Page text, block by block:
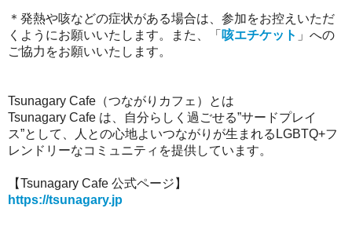
＊発熱や咳などの症状がある場合は、参加をお控えいただ
くようにお願いいたします。また、「 咳エチケット 」への
ご協力をお願いいたします。
Tsunagary Cafe（つながりカフェ）とは
Tsunagary Cafe は、自分らしく過ごせる”サードプレイ
ス”として、人との心地よいつながりが生まれるLGBTQ+フ
レンドリーなコミュニティを提供しています。
【Tsunagary Cafe 公式ページ】
https://tsunagary.jp